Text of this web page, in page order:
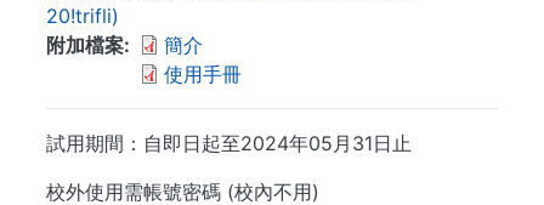
20!trifli)
附加檔案
簡介
使用手冊
試用期間：自即日起至2024年05月31日止
校外使用需帳號密碼 (校內不用)